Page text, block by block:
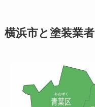
横浜市と塗装業者